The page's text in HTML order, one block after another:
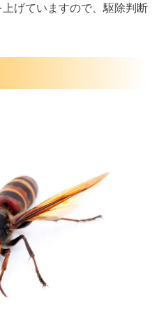
げていますので、駆除判断